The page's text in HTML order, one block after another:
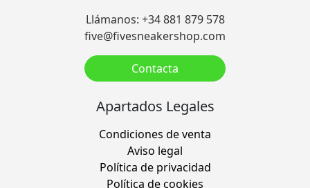
Llámanos: +34 881 879 578
five@fivesneakershop.com
Contacta
Apartados Legales
Condiciones de venta
Aviso legal
Política de privacidad
Política de cookies